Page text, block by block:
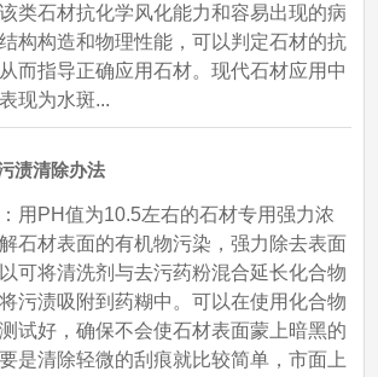
类石材抗化学风化能力和容易出现的病
构构造和物理性能，可以判定石材的抗
而指导正确应用石材。现代石材应用中
现为水斑...
渍清除办法
用PH值为10.5左右的石材专用强力浓
石材表面的有机物污染，强力除去表面
可将清洗剂与去污药粉混合延长化合物
污渍吸附到药糊中。可以在使用化合物
试好，确保不会使石材表面蒙上暗黑的
是清除轻微的刮痕就比较简单，市面上